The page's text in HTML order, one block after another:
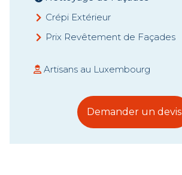
Crépi Extérieur
Prix Revêtement de Façades
Artisans au Luxembourg
Demander un devis